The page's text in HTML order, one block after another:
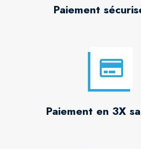
Paiement
Paiement en 3X